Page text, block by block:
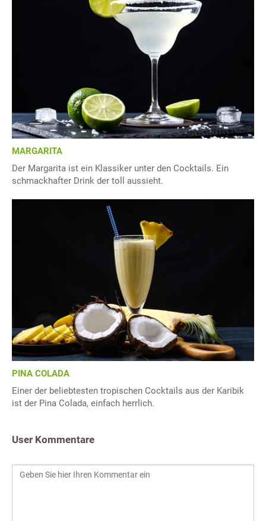
MARGARITA
Der Margarita ist ein Klassiker unter den Cocktails. Ein
schmackhafter Drink der toll aussieht.
PINA COLADA
Einer der beliebtesten tropischen Cocktails aus der Karibik
ist der Pina Colada, einfach herrlich.
User Kommentare